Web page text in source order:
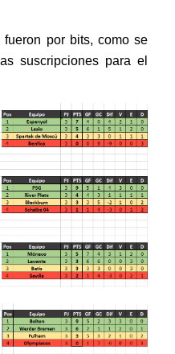
por bits, como se
suscripciones para el